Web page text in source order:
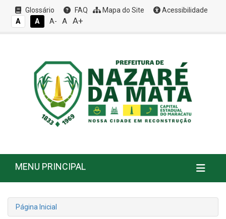
Glossário FAQ Mapa do Site
Acessibilidade
A
A A- A A+
MENU PRINCIPAL
Página Inicial